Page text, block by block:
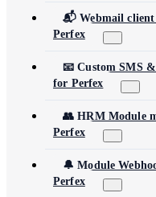
🔗
Third-
⚙️
🎨
UI
📬 Webmail
Perfex
📧 Custom SMS
for Perfex
👥 HRM Module
Perfex
🔔 Module
Perfex